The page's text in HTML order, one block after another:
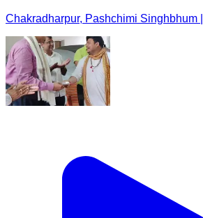
Chakradharpur, Pashchimi Singhbhum